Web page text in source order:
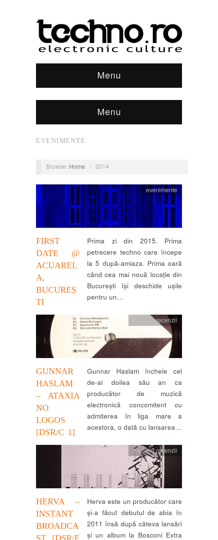
Menu
Menu
EVENIMENTE
Browse: Home / 2014
FIRST
DATE @
ACUAREL
A,
BUCUREȘ
TI
evenimente
Prima zi din 2015. Prima
petrecere techno care începe
la 5 după-amiaza. Prima oară
când cea mai nouă locație din
București își deschide ușile
pentru un…
GUNNAR
HASLAM
– ATAXIA
NO
LOGOS
[DSR/C 1]
muzica,recenzii
Gunnar Haslam încheie cel
de-al doilea său an ca
producător de muzică
electronică concomitent cu
admiterea în liga mare a
acestora, o dată cu lansarea…
HERVA –
INSTANT
BROADCA
muzica,recenzii
Herva este un producător care
și-a făcut debutul de abia în
2011 însă după câteva lansări
și un album la Bosconi Extra